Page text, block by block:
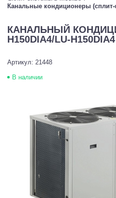
Канальные кондиционеры
КАНАЛЬНЫЙ
H150DIA4/LU-H150DIA4
Артикул: 21448
В наличии